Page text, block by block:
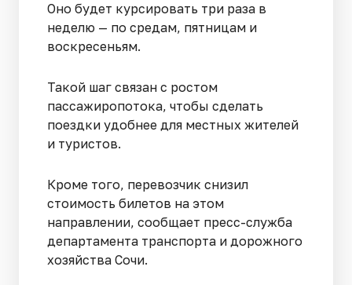
Оно будет курсировать три раза в
неделю — по средам, пятницам и
воскресеньям.
Такой шаг связан с ростом
пассажиропотока, чтобы сделать
поездки удобнее для местных жителей
и туристов.
Кроме того, перевозчик снизил
стоимость билетов на этом
направлении, сообщает пресс-служба
департамента транспорта и дорожного
хозяйства Сочи.